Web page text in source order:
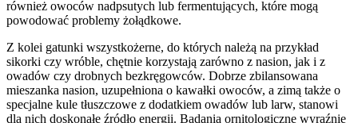
również owoców nadpsutych lub fermentujących, które mogą
powodować problemy żołądkowe.
Z kolei gatunki wszystkożerne, do których należą na przykład
sikorki czy wróble, chętnie korzystają zarówno z nasion, jak i z
owadów czy drobnych bezkręgowców. Dobrze zbilansowana
mieszanka nasion, uzupełniona o kawałki owoców, a zimą także o
specjalne kule tłuszczowe z dodatkiem owadów lub larw, stanowi
dla nich doskonałe źródło energii. Badania ornitologiczne wyraźnie